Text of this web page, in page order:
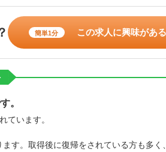
簡単1分 この求人に興味がある
。
ています。
す。取得後に復帰をされている方も多